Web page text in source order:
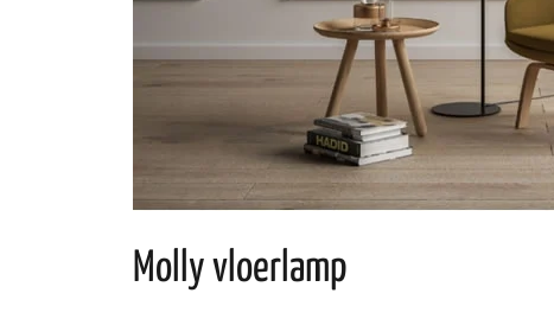
Molly vloerlamp